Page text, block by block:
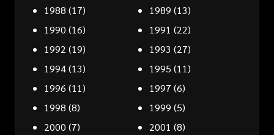
1988 (17) 1989 (13)
1990 (16) 1991 (22)
1992 (19) 1993 (27)
1994(13) 1995 (11)
1996 (11) 1997 (6)
1998 (8) 1999 (5)
2000 (7) 2001 (8)